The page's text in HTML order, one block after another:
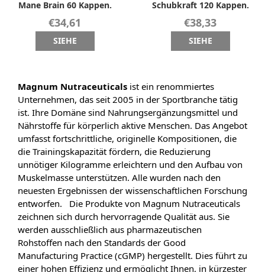
Mane Brain 60 Kappen.
€34,61
SIEHE
Schubkraft 120 Kappen.
€38,33
SIEHE
Magnum Nutraceuticals ist ein renommiertes
Unternehmen, das seit 2005 in der Sportbranche tätig
ist. Ihre Domäne sind Nahrungsergänzungsmittel und
Nährstoffe für körperlich aktive Menschen. Das Angebot
umfasst fortschrittliche, originelle Kompositionen, die
die Trainingskapazität fördern, die Reduzierung
unnötiger Kilogramme erleichtern und den Aufbau von
Muskelmasse unterstützen. Alle wurden nach den
neuesten Ergebnissen der wissenschaftlichen Forschung
entworfen. Die Produkte von Magnum Nutraceuticals
zeichnen sich durch hervorragende Qualität aus. Sie
werden ausschließlich aus pharmazeutischen
Rohstoffen nach den Standards der Good
Manufacturing Practice (cGMP) hergestellt. Dies führt zu
einer hohen Effizienz und ermöglicht Ihnen, in kürzester